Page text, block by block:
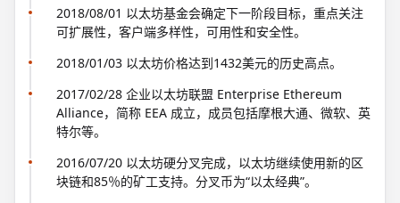
2018/08/01 以太坊基金会确定下一阶段目标，重点关注
可扩展性，客户端多样性，可用性和安全性。
2018/01/03 以太坊价格达到1432美元的历史高点。
2017/02/28 企业以太坊联盟 Enterprise Ethereum
Alliance，简称 EEA 成立，成员包括摩根大通、微软、英
特尔等。
2016/07/20 以太坊硬分叉完成，以太坊继续使用新的区
块链和85％的矿工支持。分叉币为“以太经典”。